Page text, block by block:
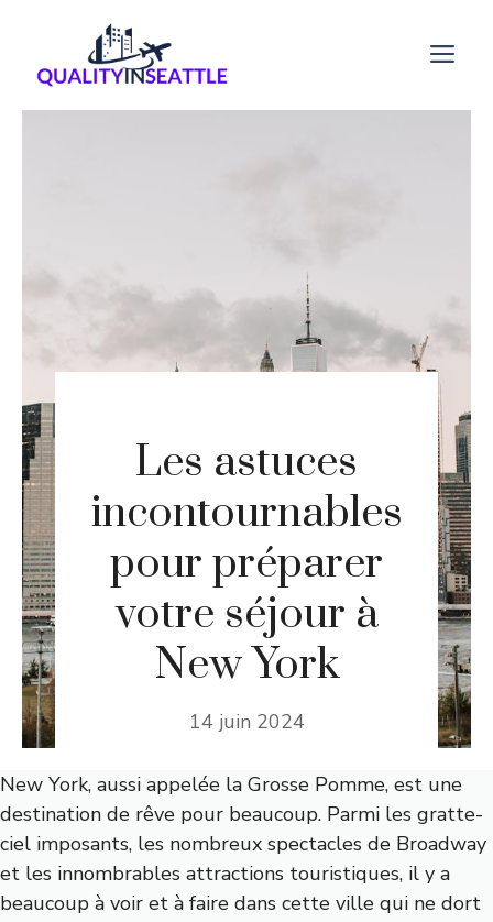
contenu
Les astuces
incontournables
pour préparer
votre séjour à
New York
14 juin 2024
New York, aussi appelée la Grosse Pomme, est une
destination de rêve pour beaucoup. Parmi les gratte-
ciel imposants, les nombreux spectacles de Broadway
et les innombrables attractions touristiques, il y a
beaucoup à voir et à faire dans cette ville qui ne dort